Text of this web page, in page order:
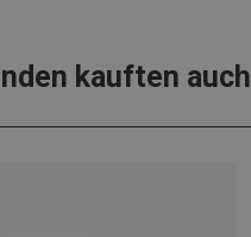
kauften auch